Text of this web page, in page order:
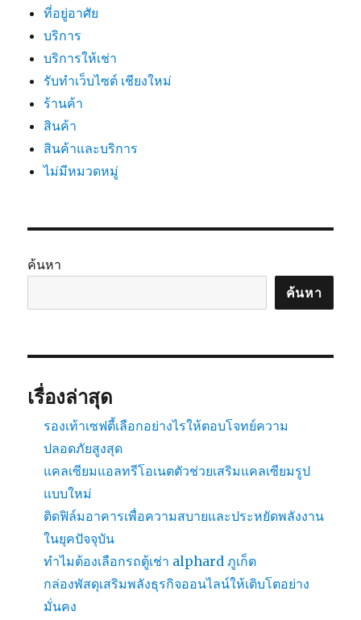
ที่อยู่อาศัย
บริการ
บริการให้เช่า
รับทำเว็บไซต์ เชียงใหม่
ร้านค้า
สินค้า
สินค้าและบริการ
ไม่มีหมวดหมู่
ค้นหา
ค้นหา
เรื่องล่าสุด
รองเท้าเซฟตี้เลือกอย่างไรให้ตอบโจทย์ความ
ปลอดภัยสูงสุด
แคลเซียมแอลทรีโอเนตตัวช่วยเสริมแคลเซียมรูป
แบบใหม่
ติดฟิล์มอาคารเพื่อความสบายและประหยัดพลังงาน
ในยุคปัจจุบัน
ทำไมต้องเลือกรถตู้เช่า alphard ภูเก็ต
กล่องพัสดุเสริมพลังธุรกิจออนไลน์ให้เติบโตอย่าง
มั่นคง